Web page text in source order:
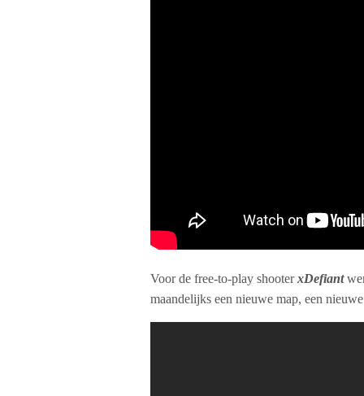
Voor de free-to-play shooterxDefiant
maandelijks een nieuwe map, een